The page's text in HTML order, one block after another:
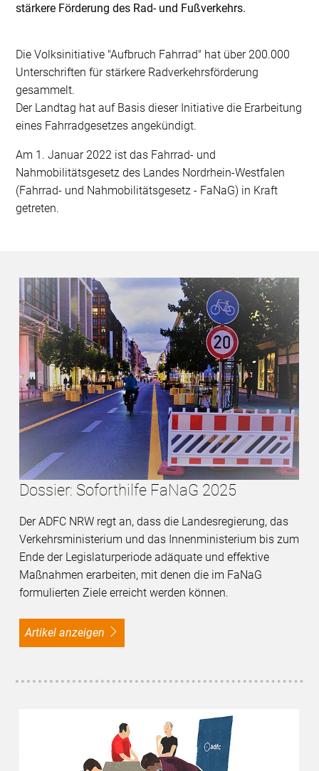
stärkere Förderung des Rad- und Fußverkehrs.
Die Volksinitiative "Aufbruch Fahrrad" hat über 200.000
Unterschriften für stärkere Radverkehrsförderung
gesammelt.
Der Landtag hat auf Basis dieser Initiative die Erarbeitung
eines Fahrradgesetzes angekündigt.
Am 1. Januar 2022 ist das Fahrrad- und
Nahmobilitätsgesetz des Landes Nordrhein-Westfalen
(Fahrrad- und Nahmobilitätsgesetz - FaNaG) in Kraft
getreten.
Dossier: Soforthilfe FaNaG 2025
Der ADFC NRW regt an, dass die Landesregierung, das
Verkehrsministerium und das Innenministerium bis zum
Ende der Legislaturperiode adäquate und effektive
Maßnahmen erarbeiten, mit denen die im FaNaG
formulierten Ziele erreicht werden können.
Artikel anzeigen